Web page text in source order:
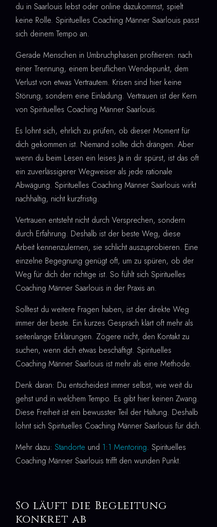
du in Saarlouis lebst oder online dazukommst, spielt
keine Rolle. Spirituelles Coaching Männer Saarlouis passt
sich deinem Tempo an.
Gerade Menschen in Umbruchphasen profitieren: nach
einer Trennung, einem beruflichen Wendepunkt, dem
Verlust von etwas Vertrautem. Krisen sind hier keine
Störung, sondern eine Einladung. Vertrauen ist der Kern
von Spirituelles Coaching Männer Saarlouis.
Es lohnt sich, ehrlich zu prüfen, ob dieser Moment für
dich gekommen ist. Niemand sollte dich drängen. Aber
wenn du beim Lesen ein leises Ja in dir spürst, ist das oft
ein zuverlässigerer Wegweiser als jede rationale
Abwägung. Spirituelles Coaching Männer Saarlouis wirkt
nachhaltig, nicht kurzfristig.
Vertrauen entsteht nicht durch Versprechen, sondern
durch Erfahrung. Deshalb ist der beste Weg, diese
Arbeit kennenzulernen, sie schlicht auszuprobieren. Eine
einzelne Begegnung genügt oft, um zu spüren, ob der
Weg für dich der richtige ist. So fühlt sich Spirituelles
Coaching Männer Saarlouis in der Praxis an.
Solltest du weitere Fragen haben, ist der direkte Weg
immer der beste. Ein kurzes Gespräch klärt oft mehr als
seitenlange Erklärungen. Zögere nicht, den Kontakt zu
suchen, wenn dich etwas beschäftigt. Spirituelles
Coaching Männer Saarlouis ist mehr als eine Methode.
Denk daran: Du entscheidest immer selbst, wie weit du
gehst und in welchem Tempo. Es gibt hier keinen Zwang.
Diese Freiheit ist ein bewusster Teil der Haltung. Deshalb
lohnt sich Spirituelles Coaching Männer Saarlouis für dich.
Mehr dazu: Standorte und 1:1 Mentoring. Spirituelles
Coaching Männer Saarlouis trifft den wunden Punkt.
So läuft die Begleitung
konkret ab